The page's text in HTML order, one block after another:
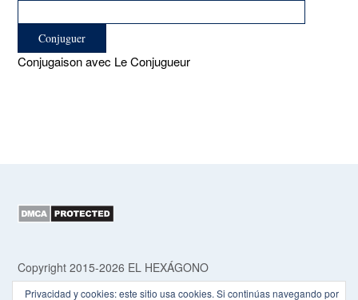
Conjugaison avec Le Conjugueur
Copyright 2015-2026 EL HEXÁGONO
Privacidad y cookies: este sitio usa cookies. Si continúas navegando por